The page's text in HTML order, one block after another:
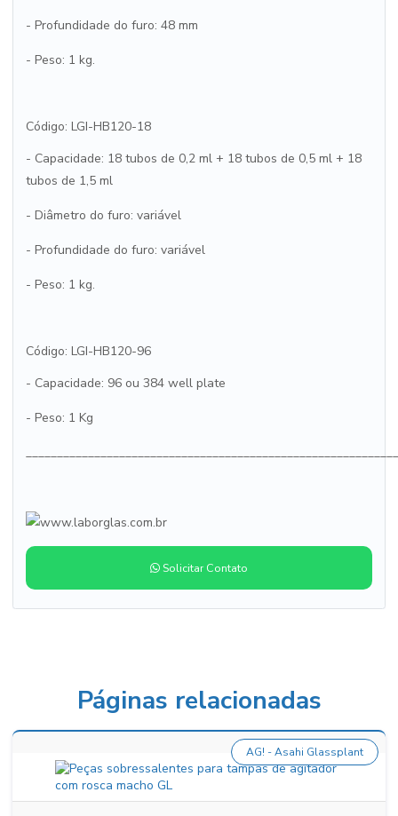
- Profundidade do furo: 48 mm
- Peso: 1 kg.
Código: LGI-HB120-18
- Capacidade: 18 tubos de 0,2 ml + 18 tubos de 0,5 ml + 18
tubos de 1,5 ml
- Diâmetro do furo: variável
- Profundidade do furo: variável
- Peso: 1 kg.
Código: LGI-HB120-96
- Capacidade: 96 ou 384 well plate
- Peso: 1 Kg
Solicitar Contato
Páginas relacionadas
AG! - Asahi Glassplant